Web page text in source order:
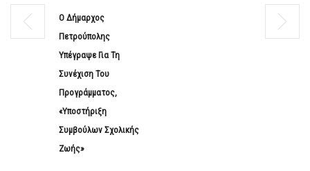
Ο Δήμαρχος
Πετρούπολης
Υπέγραψε Για Τη
Συνέχιση Του
Προγράμματος,
«Υποστήριξη
Συμβούλων Σχολικής
Ζωής»